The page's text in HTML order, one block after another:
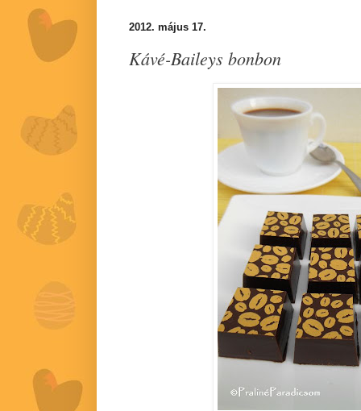
2012. május 17.
Kávé-Baileys bonbon